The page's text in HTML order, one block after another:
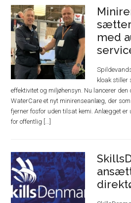
sætter
med
kloak
effektivitet og miljøhensyn. Nu lancerer
WaterCare et nyt minirenseanlæg, der
fjerner fosfor uden tilsat kemi. Anlægget er
for offentlig [...]